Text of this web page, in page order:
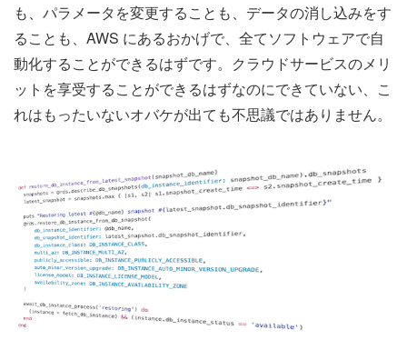
も、パラメータを変更することも、データの消し込みをす
ることも、AWS にあるおかげで、全てソフトウェアで自
動化することができるはずです。クラウドサービスのメリ
ットを享受することができるはずなのにできていない、こ
れはもったいないオバケが出ても不思議ではありません。